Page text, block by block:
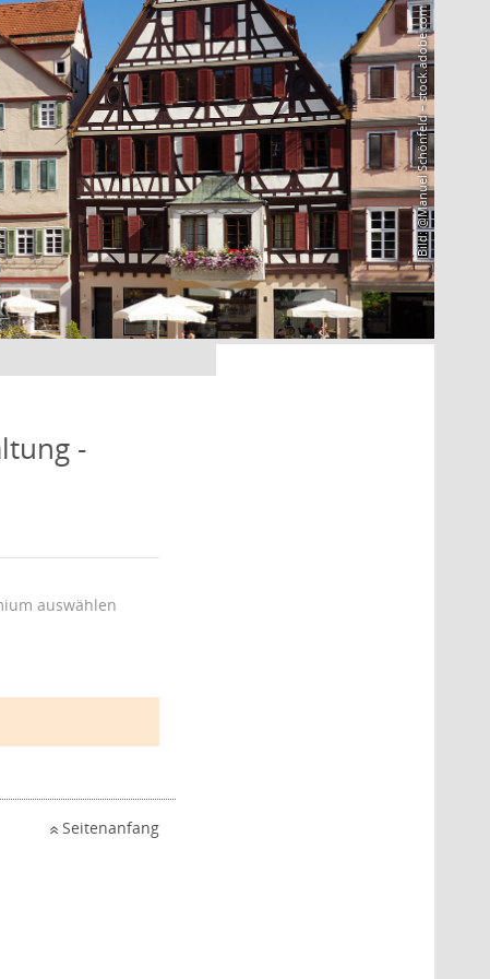
Bild: @Manuel Schönfeld – stock.adobe.com
-
auswählen
Seitenanfang